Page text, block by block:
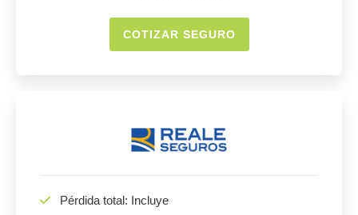
COTIZAR SEGURO
Pérdida total: Incluye